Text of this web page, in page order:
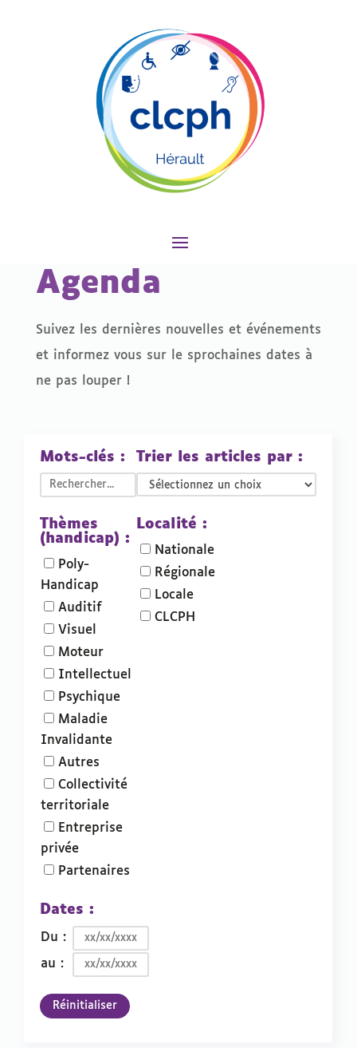
Agenda
Suivez les dernières nouvelles et événements
et informez vous sur le sprochaines dates à
ne pas louper !
Trier les articles par :
Mots-clés :
Dates :
Du :
au :
Localité :
Nationale
Régionale
Locale
CLCPH
Thèmes
(handicap) :
Poly-
Handicap
Auditif
Visuel
Moteur
Intellectuel
Psychique
Maladie
Invalidante
Autres
Collectivité
territoriale
Entreprise
privée
Partenaires